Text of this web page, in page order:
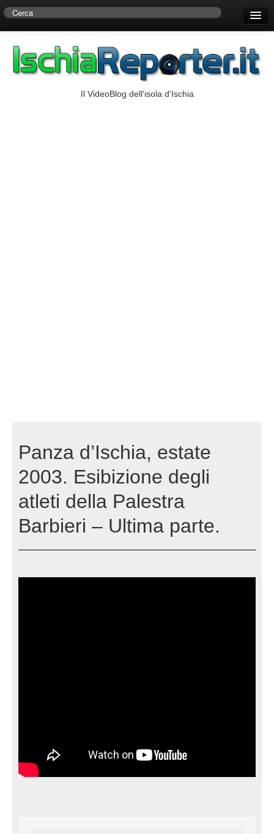
Centro di Ricerche Storiche D’Ambra
Il VideoBlog dell'isola d'Ischia
Panza d’Ischia, estate
2003. Esibizione degli
atleti della Palestra
Barbieri – Ultima parte.